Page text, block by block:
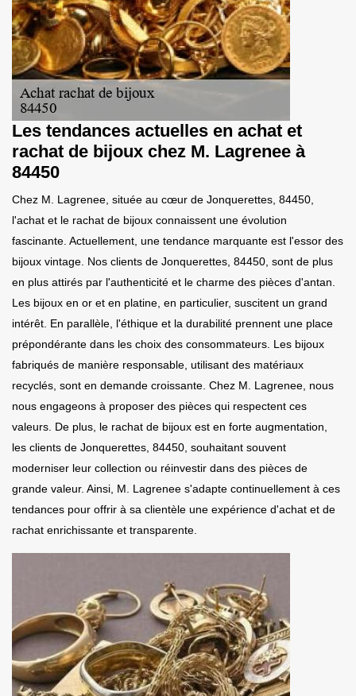
Les tendances actuelles en achat et
rachat de bijoux chez M. Lagrenee à
84450
Chez M. Lagrenee, située au cœur de Jonquerettes, 84450,
l'achat et le rachat de bijoux connaissent une évolution
fascinante. Actuellement, une tendance marquante est l'essor des
bijoux vintage. Nos clients de Jonquerettes, 84450, sont de plus
en plus attirés par l'authenticité et le charme des pièces d'antan.
Les bijoux en or et en platine, en particulier, suscitent un grand
intérêt. En parallèle, l'éthique et la durabilité prennent une place
prépondérante dans les choix des consommateurs. Les bijoux
fabriqués de manière responsable, utilisant des matériaux
recyclés, sont en demande croissante. Chez M. Lagrenee, nous
nous engageons à proposer des pièces qui respectent ces
valeurs. De plus, le rachat de bijoux est en forte augmentation,
les clients de Jonquerettes, 84450, souhaitant souvent
moderniser leur collection ou réinvestir dans des pièces de
grande valeur. Ainsi, M. Lagrenee s'adapte continuellement à ces
tendances pour offrir à sa clientèle une expérience d'achat et de
rachat enrichissante et transparente.